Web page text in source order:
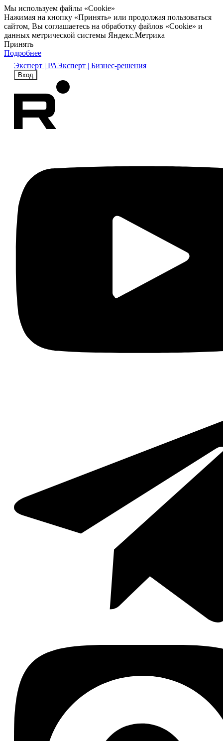
Мы используем файлы «Cookie»
Нажимая на кнопку «Принять» или продолжая пользоваться
сайтом, Вы соглашаетесь на обработку файлов «Cookie» и
данных метрической системы Яндекс.Метрика
Принять
Подробнее
Эксперт | РАЭксперт | Бизнес-решения
Вход